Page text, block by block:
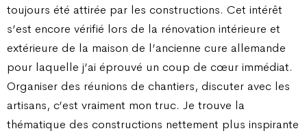
toujours été attirée par les constructions. Cet intérêt
s’est encore vérifié lors de la rénovation intérieure et
extérieure de la maison de l’ancienne cure allemande
pour laquelle j’ai éprouvé un coup de cœur immédiat.
Organiser des réunions de chantiers, discuter avec les
artisans, c’est vraiment mon truc. Je trouve la
thématique des constructions nettement plus inspirante